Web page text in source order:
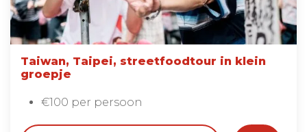
Taiwan, Taipei, streetfoodtour in klein
groepje
€100 per persoon